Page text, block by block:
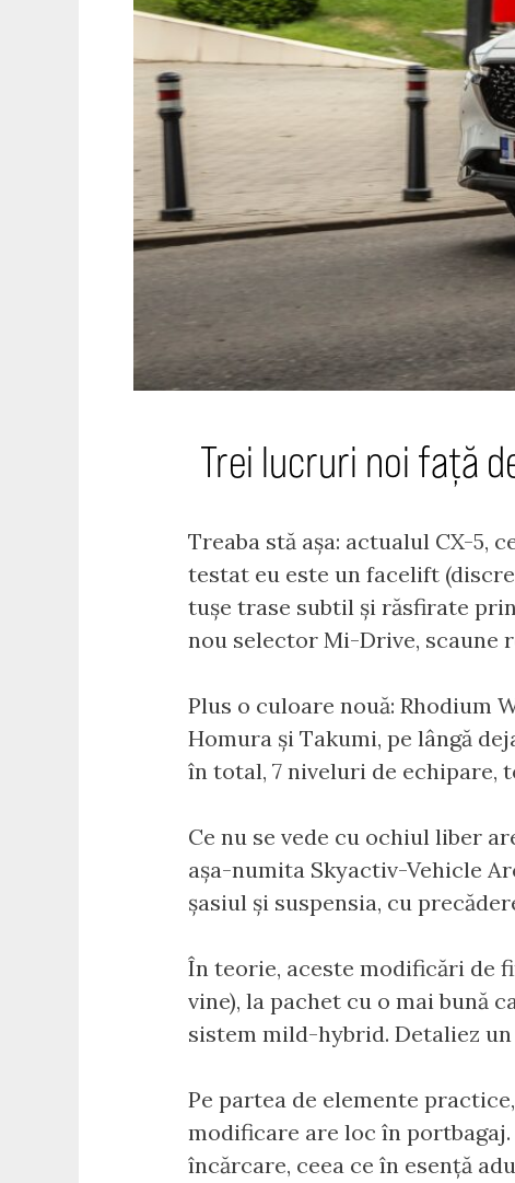
Trei lucruri noi față
Treaba stă așa: actualul CX-5,
testat eu este un facelift
tușe trase subtil și răsfirate
nou selector Mi-Drive, scaune
Plus o culoare nouă: Rhodium
Homura și Takumi, pe lângă
în total, 7 niveluri de echipare,
Ce nu se vede cu ochiul liber
așa-numita Skyactiv-Vehicle
șasiul și suspensia, cu
În teorie, aceste modificări de
vine), la pachet cu o mai bună
sistem mild-hybrid. Detaliez
Pe partea de elemente
modificare are loc în
încărcare, ceea ce în esență